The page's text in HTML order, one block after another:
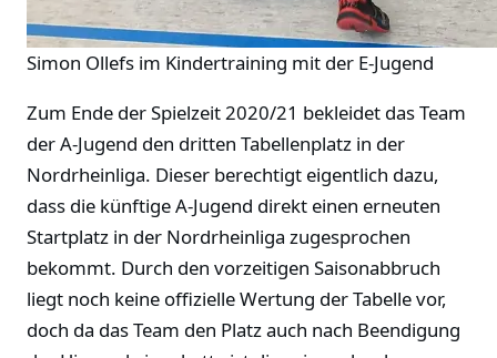
Simon Ollefs im Kindertraining mit der E-Jugend
Zum Ende der Spielzeit 2020/21 bekleidet das Team
der A-Jugend den dritten Tabellenplatz in der
Nordrheinliga. Dieser berechtigt eigentlich dazu,
dass die künftige A-Jugend direkt einen erneuten
Startplatz in der Nordrheinliga zugesprochen
bekommt. Durch den vorzeitigen Saisonabbruch
liegt noch keine offizielle Wertung der Tabelle vor,
doch da das Team den Platz auch nach Beendigung